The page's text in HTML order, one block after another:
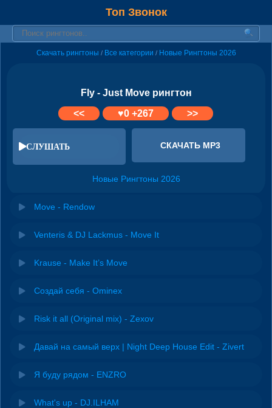
Топ Звонок
Скачать рингтоны / Все категории / Новые Рингтоны 2026
Fly - Just Move рингтон
<<
♥0+267 >>
СЛУШАТЬ СКАЧАТЬ MP3
Новые Рингтоны 2026
Move - Rendow
Venteris & DJ Lackmus - Move It
Krause - Make It’s Move
Создай себя - Ominex
Risk it all (Original mix) - Zexov
Давай на самый верх | Night Deep House Edit - Zivert
Я буду рядом - ENZRO
What's up - DJ.ILHAM